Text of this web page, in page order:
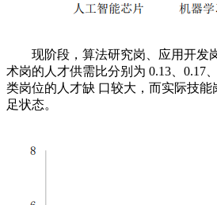
现阶段，算法研究岗、应用开发
术岗的人才供需比分别为 0.13、0.17
类岗位的人才缺 口较大，而实际技
足状态。